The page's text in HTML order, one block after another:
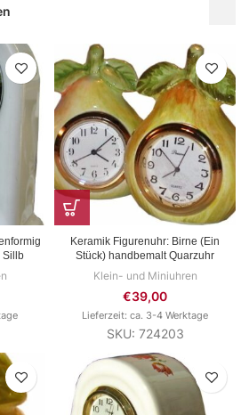
Sillb
Keramik Figurenuhr: Birne (Ein
Stück) handbemalt Quarzuhr
Klein- und Miniuhren
€39,00
Lieferzeit: ca. 3-4 Werktage
SKU: 724203